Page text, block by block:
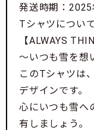
発送時期：
Tシャツについて
【ALWAYS
～いつも雪を想
このTシャツは
デザインです。
心にいつも雪へ
有しましょう。